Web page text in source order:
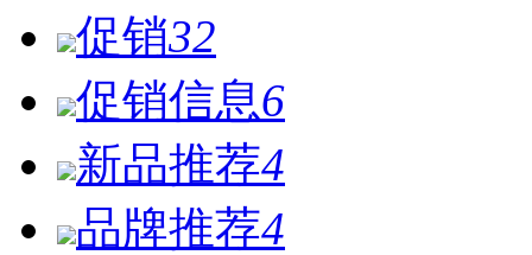
促销32
促销信息6
新品推荐4
品牌推荐4